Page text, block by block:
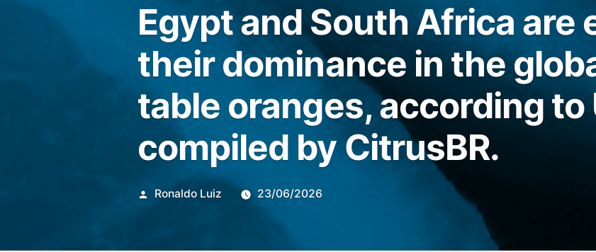
Egypt and South Africa are
their dominance in the
table oranges, according to
compiled by CitrusBR.
Publicado
Ronaldo Luiz 23/06/2026